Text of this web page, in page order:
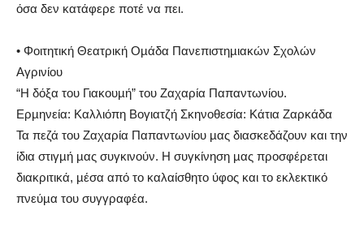
όσα δεν κατάφερε ποτέ να πει.
• Φοιτητική Θεατρική Οµάδα Πανεπιστηµιακών Σχολών
Αγρινίου
“Η δόξα του Γιακουµή” του Ζαχαρία Παπαντωνίου.
Ερµηνεία: Καλλιόπη Βογιατζή Σκηνοθεσία: Κάτια Ζαρκάδα
Τα πεζά του Ζαχαρία Παπαντωνίου µας διασκεδάζουν και την
ίδια στιγµή µας συγκινούν. Η συγκίνηση µας προσφέρεται
διακριτικά, µέσα από το καλαίσθητο ύφος και το εκλεκτικό
πνεύµα του συγγραφέα.